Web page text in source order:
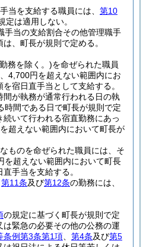
当を支給する職員には、 第10
定は適用しない。
手当の支給割合その他管理職手
、町長が規則で定める。
務を除く。)を命ぜられた職員
4,700円を超えない範囲内にお
宿日直手当として支給する。
間が執務が通常行われる日の執
時間である日で町長が規則で定
いて行われる宿直勤務にあっ
超えない範囲内において町長が
ものを命ぜられた職員には、そ
を超えない範囲内において町長
手当を支給する。
第11条及び第12条の勤務には、
の規定に基づく町長が規則で定
緊急の必要その他の公務の運
条例第3条第1項 第4条及び第5